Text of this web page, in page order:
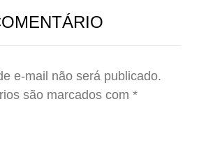
e-mail não será publicado.
são marcados com *